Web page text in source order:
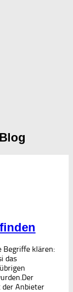
Blog
Begriffe klären:
das
der Anbieter